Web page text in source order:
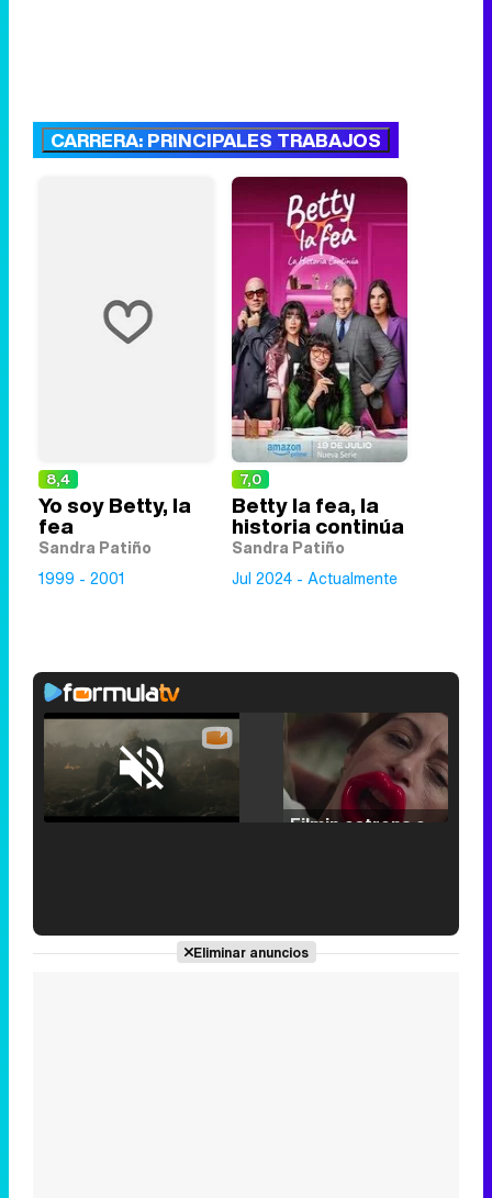
CARRERA: PRINCIPALES TRABAJOS
8,4
Yo soy Betty, la
fea
Sandra Patiño
1999 - 2001
7,0
Betty la fea, la
historia continúa
Sandra Patiño
Jul 2024 - Actualmente
Unmute /
Loaded:
'120 Minutos' celebra sus 2.000 programas en Telemadrid con un vídeo del día a día en la redacción
Eliminar anuncios